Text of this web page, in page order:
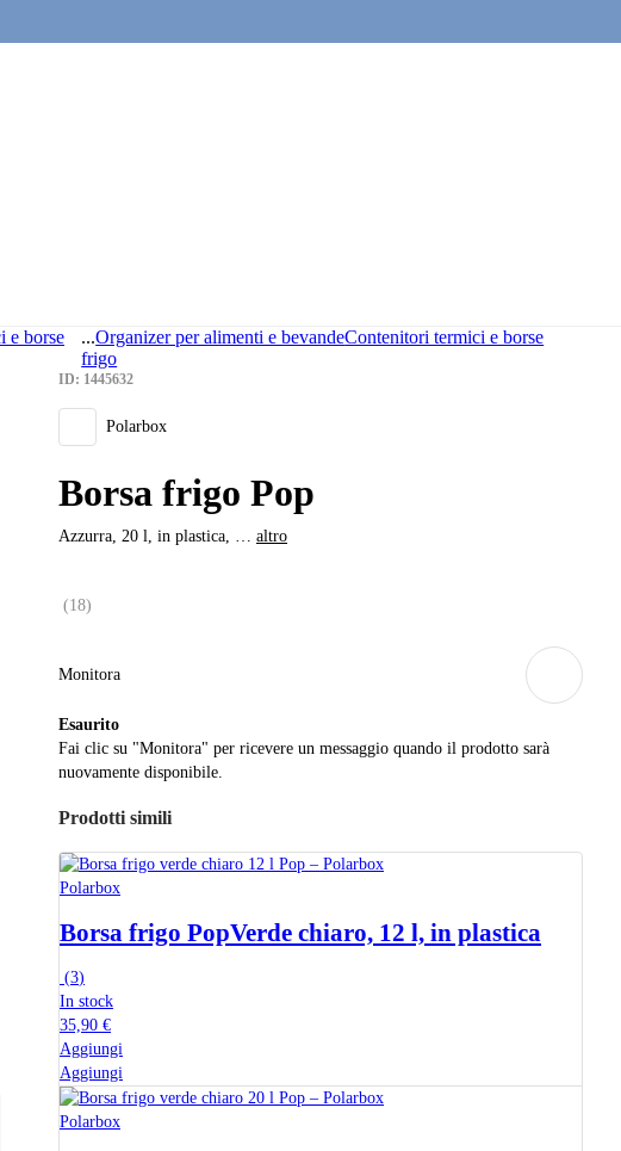
e borse
...Organizer per alimenti e bevandeContenitori termici e borse
frigo
ID: 1445632
Polarbox
Borsa frigo Pop
Azzurra, 20 l, in plastica, … altro
(18)
Monitora
Esaurito
Fai clic su "Monitora" per ricevere un messaggio quando il prodotto sarà
nuovamente disponibile.
Prodotti simili
Polarbox
Borsa frigo PopVerde chiaro, 12 l, in plastica
(3)
In stock
35,90 €
Aggiungi
Aggiungi
Polarbox